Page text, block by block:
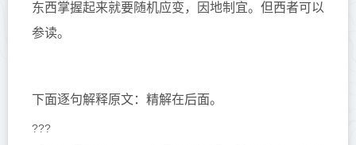
东西掌握起来就要随机应变，因地制宜。但西者可以
参读。
下面逐句解释原文： 精解在后面。
???